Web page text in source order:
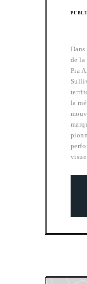
de la
Pia
la